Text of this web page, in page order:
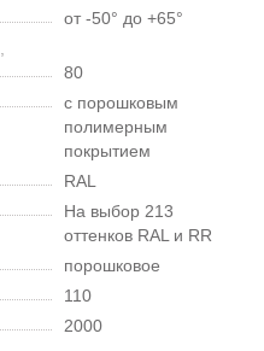
от -50° до +65°
80
с порошковым
полимерным
покрытием
RAL
На выбор 213
оттенков RAL и RR
порошковое
110
2000